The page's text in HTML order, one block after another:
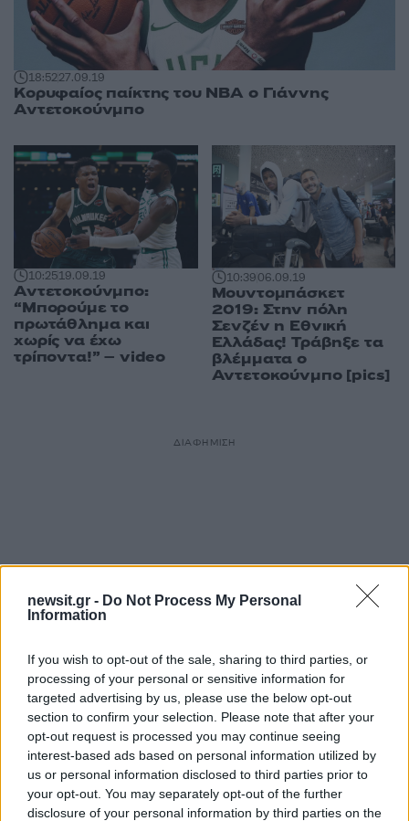
newsit.gr - Do Not Process My Personal
Information
If you wish to opt-out of the sale, sharing to third parties, or
processing of your personal or sensitive information for
targeted advertising by us, please use the below opt-out
section to confirm your selection. Please note that after your
opt-out request is processed you may continue seeing
interest-based ads based on personal information utilized by
us or personal information disclosed to third parties prior to
your opt-out. You may separately opt-out of the further
disclosure of your personal information by third parties on the
18:5227.09.19
Κορυφαίος παίκτης του NBA ο Γιάννης
Αντετοκούνμπο
10:2519.09.19
Αντετοκούνμπο:
“Μπορούμε το
πρωτάθλημα και
χωρίς να έχω
τρίποντα!” – video
10:3906.09.19
Μουντομπάσκετ
2019: Στην πόλη
Σενζέν η Εθνική
Ελλάδας! Τράβηξε τα
βλέμματα ο
Αντετοκούνμπο [pics]
ΔΙΑΦΗΜΙΣΗ